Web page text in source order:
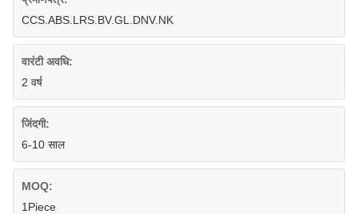
CCS.ABS.LRS.BV.GL.DNV.NK
वारंटी अवधि:
2 वर्ष
जिंदगी:
6-10 साल
MOQ:
1Piece